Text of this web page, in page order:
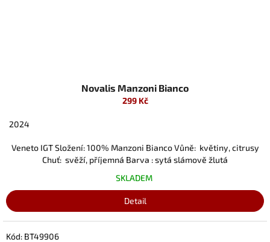
Novalis Manzoni Bianco
299 Kč
2024
Veneto IGT Složení: 100% Manzoni Bianco Vůně: květiny, citrusy
Chuť: svěží, příjemná Barva : sytá slámově žlutá
SKLADEM
Detail
Kód: BT49906